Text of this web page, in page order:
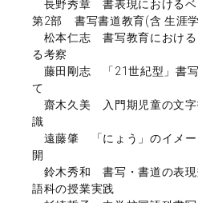
長野秀章 書表現におけるベ
第2部 書写書道教育(含 生涯
松本仁志 書写教育における
る考察
藤田剛志 「21世紀型」書写
て
齋木久美 入門期児童の文字
識
遠藤肇 「にょう」のイメー
開
鈴木秀和 書写・書道の表現
語科の授業実践